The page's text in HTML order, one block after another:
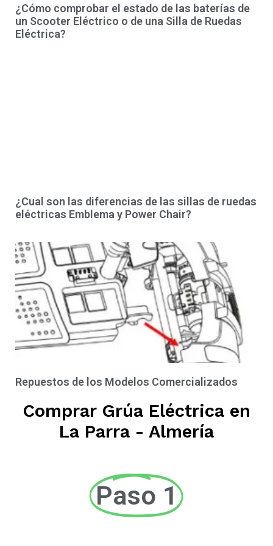
¿Cómo comprobar el estado de las baterías de
un Scooter Eléctrico o de una Silla de Ruedas
Eléctrica?
¿Cual son las diferencias de las sillas de ruedas
eléctricas Emblema y Power Chair?
Repuestos de los Modelos Comercializados
Comprar Grúa Eléctrica en
La Parra - Almería
Paso 1